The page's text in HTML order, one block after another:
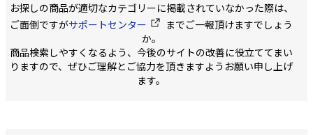
です。 ・周波数 10～
3,224MHz対応 VHF/UHF
側:10-770MHz BS/CS
4C-FB 2重シールド 同軸
ケーブル採用 ・ケーブル
長 50cm F型コネクタ
中心導体 0.8mm
メッキ
お探しの商品が適切なカテゴリーに掲載されていなかった際は、
ご面倒ですがサポートセンター
までご一報頂けますでしょう
か。
商品検索しやすくなるよう、今後のサイトの改善に役立ててまい
りますので、ぜひご理解とご協力を頂きますようお願い申し上げ
ます。